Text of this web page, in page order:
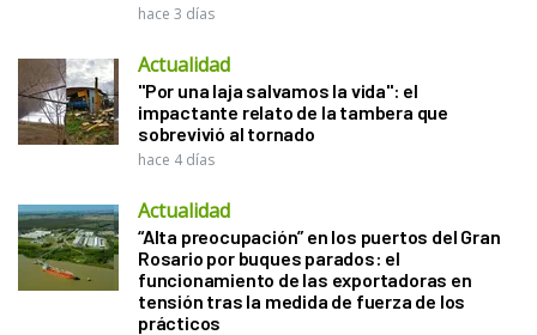
hace 3 días
Actualidad
"Por una laja salvamos la vida": el
impactante relato de la tambera que
sobrevivió al tornado
hace 4 días
Actualidad
“Alta preocupación” en los puertos del Gran
Rosario por buques parados: el
funcionamiento de las exportadoras en
tensión tras la medida de fuerza de los
prácticos